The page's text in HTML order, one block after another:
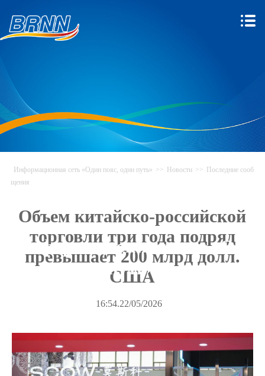
Информационная сеть «Один
пояс, один путь»
Информационная сеть «Один пояс, один путь» >> Новости >> Последние сооб
щения
Объем китайско-российской
торговли три года подряд
превышает 200 млрд долл.
США
16:54.22/05/2026